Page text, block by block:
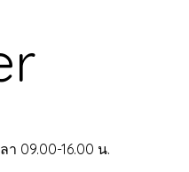
09.00-16.00 น.